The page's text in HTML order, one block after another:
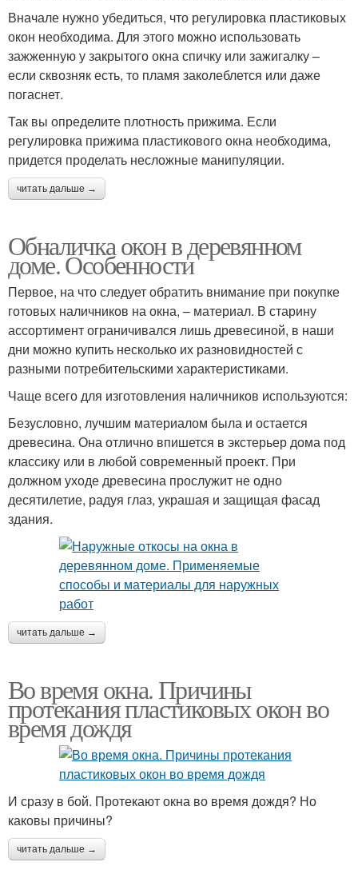
Вначале нужно убедиться, что регулировка пластиковых
окон необходима. Для этого можно использовать
зажженную у закрытого окна спичку или зажигалку –
если сквозняк есть, то пламя заколеблется или даже
погаснет.
Так вы определите плотность прижима. Если
регулировка прижима пластикового окна необходима,
придется проделать несложные манипуляции.
читать дальше →
Обналичка окон в деревянном
доме. Особенности
Первое, на что следует обратить внимание при покупке
готовых наличников на окна, – материал. В старину
ассортимент ограничивался лишь древесиной, в наши
дни можно купить несколько их разновидностей с
разными потребительскими характеристиками.
Чаще всего для изготовления наличников используются:
Безусловно, лучшим материалом была и остается
древесина. Она отлично впишется в экстерьер дома под
классику или в любой современный проект. При
должном уходе древесина прослужит не одно
десятилетие, радуя глаз, украшая и защищая фасад
здания.
читать дальше →
Во время окна. Причины
протекания пластиковых окон во
время дождя
И сразу в бой. Протекают окна во время дождя? Но
каковы причины?
читать дальше →